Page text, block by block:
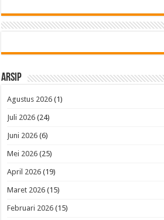
Arsip
Agustus 2026 (1)
Juli 2026 (24)
Juni 2026 (6)
Mei 2026 (25)
April 2026 (19)
Maret 2026 (15)
Februari 2026 (15)